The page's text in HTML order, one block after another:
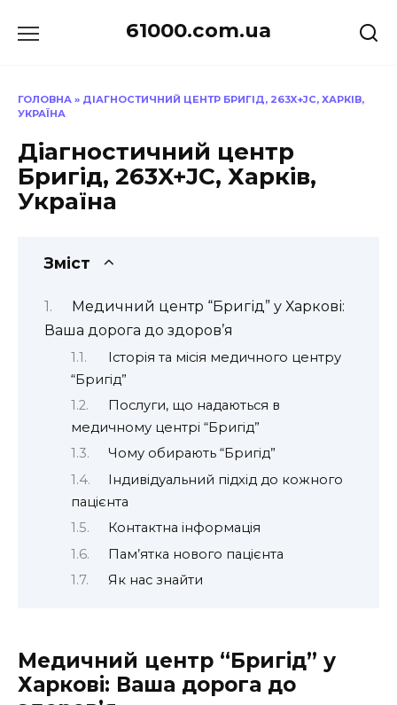
до
61000.com.ua
ГОЛОВНА » ДІАГНОСТИЧНИЙ ЦЕНТР БРИГІД, 263X+JC, ХАРКІВ,
УКРАЇНА
Діагностичний центр
Бригід, 263X+JC, Харків,
Україна
Зміст
Медичний центр “Бригід” у Харкові:
Ваша дорога до здоров’я
Історія та місія медичного центру
“Бригід”
Послуги, що надаються в
медичному центрі “Бригід”
Чому обирають “Бригід”
Індивідуальний підхід до кожного
пацієнта
Контактна інформація
Пам’ятка нового пацієнта
Як нас знайти
Медичний центр “Бригід” у
Харкові: Ваша дорога до